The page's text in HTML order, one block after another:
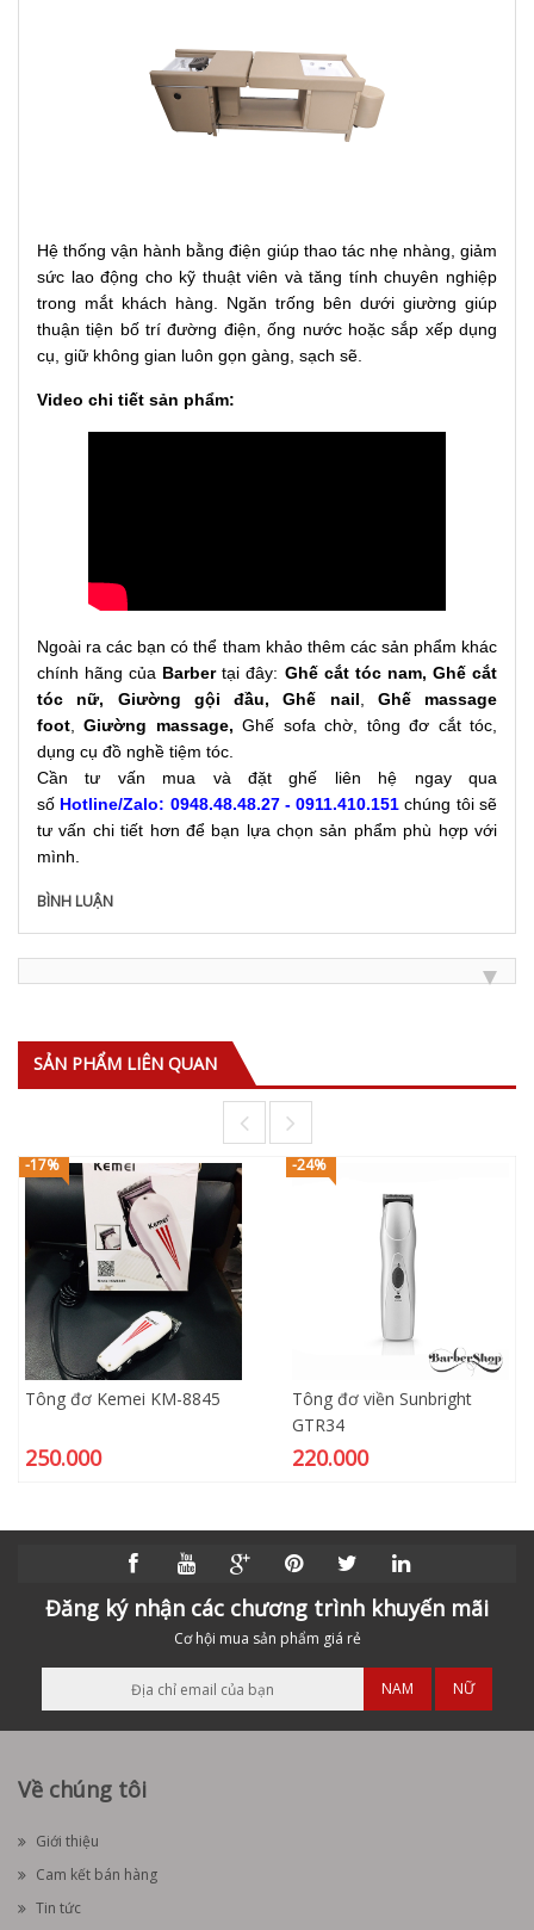
Hệ thống vận hành bằng điện giúp thao tác nhẹ nhàng, giảm
sức lao động cho kỹ thuật viên và tăng tính chuyên nghiệp
trong mắt khách hàng. Ngăn trống bên dưới giường giúp
thuận tiện bố trí đường điện, ống nước hoặc sắp xếp dụng
cụ, giữ không gian luôn gọn gàng, sạch sẽ.
Video chi tiết sản phẩm:
Ngoài ra các bạn có thể tham khảo thêm các sản phẩm khác
chính hãng của Barbertại đây: Ghế cắt tóc nam, Ghế cắt
tóc nữ, Giường gội đầu,Ghế nail
Ghế massage
foot ,Giường massage, Ghế sofa chờ, tông đơ cắt tóc,
dụng cụ đồ nghề tiệm tóc.
Cần tư vấn mua và đặt ghế liên hệ ngay qua
số Hotline/Zalo: 0948.48.48.27 - 0911.410.151 chúng tôi sẽ
tư vấn chi tiết hơn để bạn lựa chọn sản phẩm phù hợp với
mình.
BÌNH LUẬN
SẢN PHẨM LIÊN QUAN
-17%
Tông đơ Kemei KM-8845
250.000
-24%
Tông đơ viền Sunbright
GTR34
220.000
Đăng ký nhận các chương trình khuyến mãi
Cơ hội mua sản phẩm giá rẻ
NAM NỮ
Về chúng tôi
Giới thiệu
Cam kết bán hàng
Tin tức